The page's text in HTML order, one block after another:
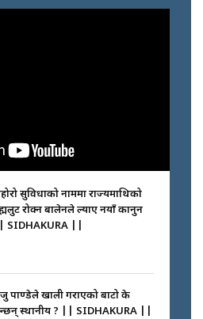
सद्भाव : कप्तानगञ्जबाट
आगो निभाउनेहरू ||
|| THE REPORTER
‘निम्स दाई’ || SIDHAKURA
सुविधाको नाममा राज्यमाथिको
रोक्न बालेनले ल्याए नयाँ कानुन
SIDHAKURA ||
पाण्डेले खाली गराएको बाटो के
स्थानीय ? || SIDHAKURA ||